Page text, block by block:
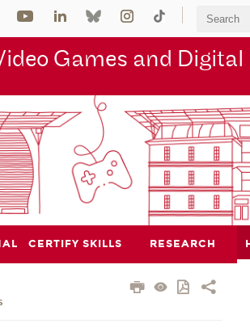
Games and
CERTIFY SKILLS RESEARCH